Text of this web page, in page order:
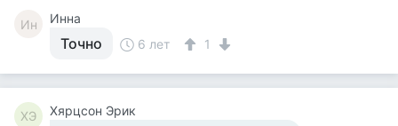
Ин Инна
Точно 6 лет 1
ХЭ Хярцсон Эрик